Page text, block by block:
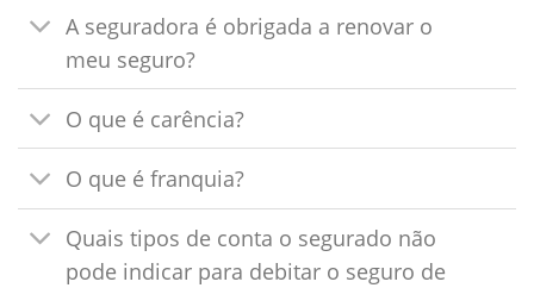
A seguradora é obrigada a renovar o
meu seguro?
O que é carência?
O que é franquia?
Quais tipos de conta o segurado não
pode indicar para debitar o seguro de